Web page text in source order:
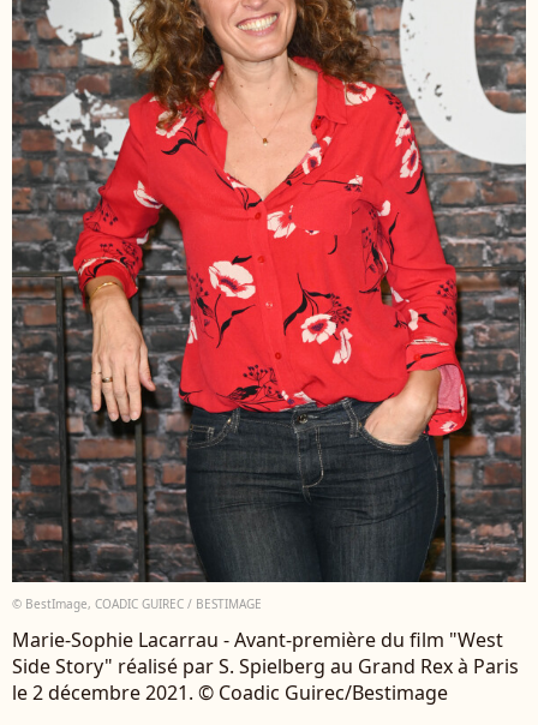
© BestImage, COADIC GUIREC / BESTIMAGE
Marie-Sophie Lacarrau - Avant-première du film "West
Side Story" réalisé par S. Spielberg au Grand Rex à Paris
le 2 décembre 2021. © Coadic Guirec/Bestimage